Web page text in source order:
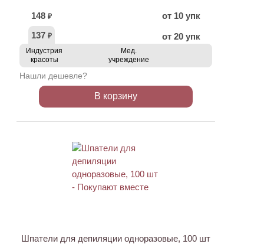
148 ₽
от 10 упк
137 ₽ от 20 упк
Индустрия
красоты
Мед.
учреждение
Нашли дешевле?
В корзину
Шпатели для депиляции одноразовые, 100 шт